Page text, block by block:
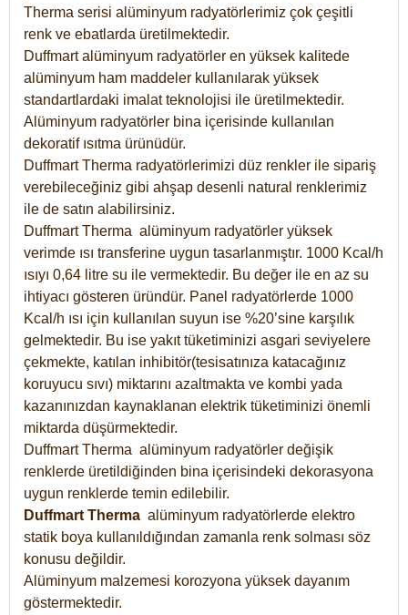
Therma serisi alüminyum radyatörlerimiz çok çeşitli
renk ve ebatlarda üretilmektedir.
Duffmart alüminyum radyatörler en yüksek kalitede
alüminyum ham maddeler kullanılarak yüksek
standartlardaki imalat teknolojisi ile üretilmektedir.
Alüminyum radyatörler bina içerisinde kullanılan
dekoratif ısıtma ürünüdür.
Duffmart Therma radyatörlerimizi düz renkler ile sipariş
verebileceğiniz gibi ahşap desenli natural renklerimiz
ile de satın alabilirsiniz.
Duffmart Therma alüminyum radyatörler yüksek
verimde ısı transferine uygun tasarlanmıştır. 1000 Kcal/h
ısıyı 0,64 litre su ile vermektedir. Bu değer ile en az su
ihtiyacı gösteren üründür. Panel radyatörlerde 1000
Kcal/h ısı için kullanılan suyun ise %20’sine karşılık
gelmektedir. Bu ise yakıt tüketiminizi asgari seviyelere
çekmekte, katılan inhibitör(tesisatınıza katacağınız
koruyucu sıvı) miktarını azaltmakta ve kombi yada
kazanınızdan kaynaklanan elektrik tüketiminizi önemli
miktarda düşürmektedir.
Duffmart Therma alüminyum radyatörler değişik
renklerde üretildiğinden bina içerisindeki dekorasyona
uygun renklerde temin edilebilir.
Duffmart Therma alüminyum radyatörlerde elektro
statik boya kullanıldığından zamanla renk solması söz
konusu değildir.
Alüminyum malzemesi korozyona yüksek dayanım
göstermektedir.